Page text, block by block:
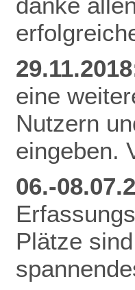
eine
Nutzern
eingeben.
06.-
Plätze